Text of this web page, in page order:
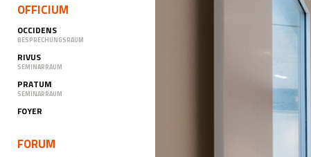
OFFICIUM
OCCIDENS
BESPRECHUNGSRAUM
RIVUS
SEMINARRAUM
PRATUM
SEMINARRAUM
FOYER
FORUM